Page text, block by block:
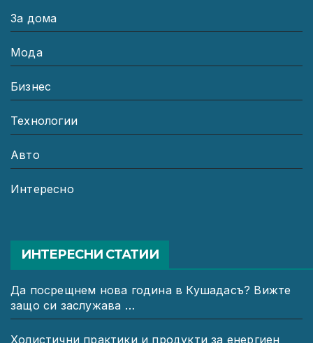
За дома
Мода
Бизнес
Технологии
Авто
Интересно
ИНТЕРЕСНИ СТАТИИ
Да посрещнем нова година в Кушадасъ? Вижте
защо си заслужава …
Холистични практики и продукти за енергиен